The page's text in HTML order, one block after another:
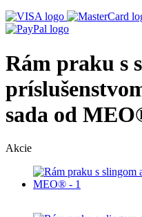
Rám praku s
sada od
Akcie